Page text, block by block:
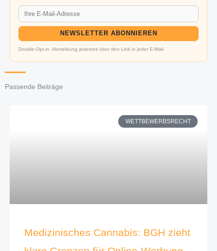
NEWSLETTER ABONNIEREN
Double-Opt-in. Abmeldung jederzeit über den Link in jeder E-Mail.
Passende Beiträge
WETTBEWERBSRECHT
Medizinisches Cannabis: BGH zieht